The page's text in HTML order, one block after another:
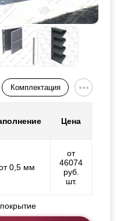
Комплектация
Цена
0,5 мм
от
46074
руб.
шт.